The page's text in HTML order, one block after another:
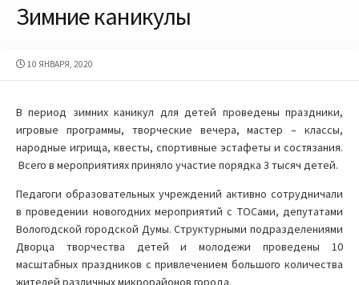
Зимние каникулы
ДАТА
10 ЯНВАРЯ, 2020
В период зимних каникул для детей проведены праздники,
игровые программы, творческие вечера, мастер – классы,
народные игрища, квесты, спортивные эстафеты и состязания.
Всего в мероприятиях приняло участие порядка 3 тысяч детей.
Педагоги образовательных учреждений активно сотрудничали
в проведении новогодних мероприятий с ТОСами, депутатами
Вологодской городской Думы. Структурными подразделениями
Дворца творчества детей и молодежи проведены 10
масштабных праздников с привлечением большого количества
жителей различных микрорайонов города.